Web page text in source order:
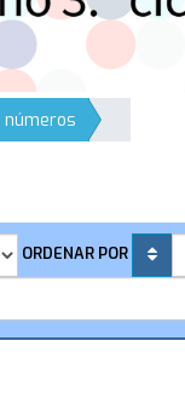
números
ORDENAR POR